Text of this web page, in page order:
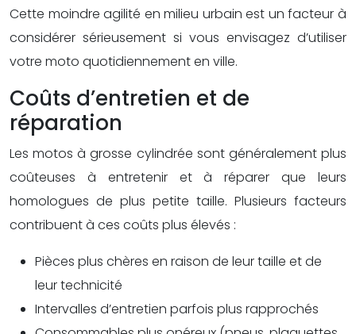
Cette moindre agilité en milieu urbain est un facteur à
considérer sérieusement si vous envisagez d’utiliser
votre moto quotidiennement en ville.
Coûts d’entretien et de
réparation
Les motos à grosse cylindrée sont généralement plus
coûteuses à entretenir et à réparer que leurs
homologues de plus petite taille. Plusieurs facteurs
contribuent à ces coûts plus élevés :
Pièces plus chères en raison de leur taille et de
leur technicité
Intervalles d’entretien parfois plus rapprochés